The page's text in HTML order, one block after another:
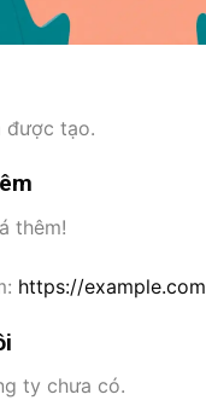
được tạo.
thêm!
https://example.com
ty chưa có.